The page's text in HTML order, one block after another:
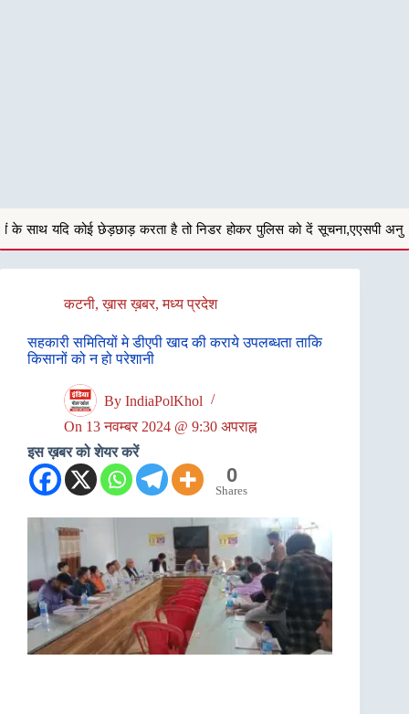
है तो निडर होकर पुलिस को दें सूचना,एएसपी अनु बेनिवाल सिहोरा
कटनी,ख़ास ख़बर,मध्य प्रदेश
सहकारी समितियों मे डीएपी खाद की कराये उपलब्धता ताकि
किसानों को न हो परेशानी
By IndiaPolKhol
On 13 नवम्बर 2024 @ 9:30 अपराह्न
इस ख़बर को शेयर करें
0
Shares